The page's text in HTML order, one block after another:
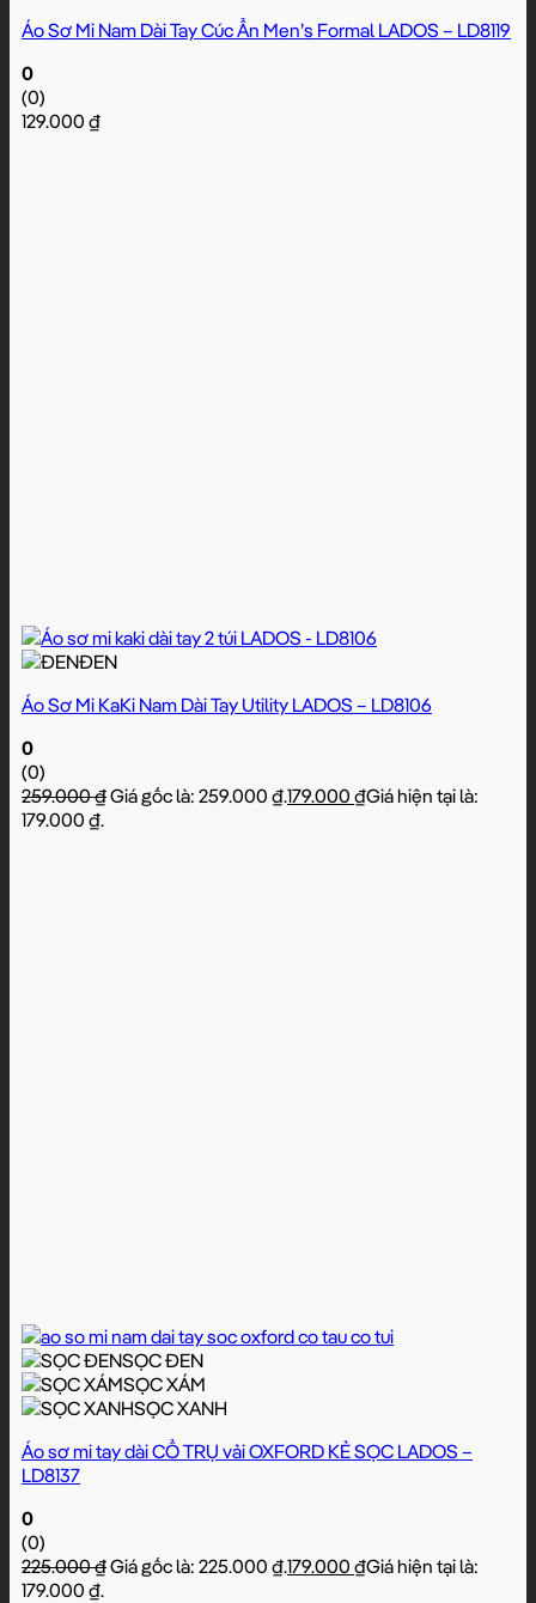
Áo Sơ Mi Nam Dài Tay Cúc Ẩn Men’s Formal LADOS – LD8119
0
(0)
129.000 ₫
ĐEN
Áo Sơ Mi KaKi Nam Dài Tay Utility LADOS – LD8106
0
(0)
259.000₫Giá gốc là: 259.000 ₫.179.000 ₫Giá hiện tại là:
179.000 ₫.
SỌC ĐEN
SỌC XÁM
SỌC XANH
Áo sơ mi tay dài CỔ TRỤ vải OXFORD KẺ SỌC LADOS –
LD8137
0
(0)
225.000₫Giá gốc là: 225.000 ₫.179.000 ₫Giá hiện tại là:
179.000 ₫.